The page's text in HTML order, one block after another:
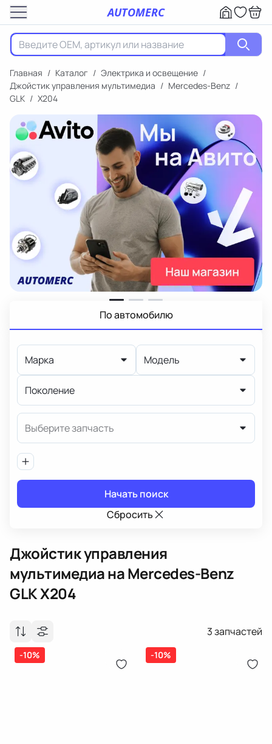
AUTOMERC
Главная / Каталог / Электрика и освещение /
Джойстик управления мультимедиа / Mercedes-Benz /
GLK / X204
По автомобилю
Марка Модель
Поколение
Выберите запчасть
Начать поиск
Сбросить
Джойстик управления
мультимедиана Mercedes-Benz
GLK X204
3запчастей
-10% -10%